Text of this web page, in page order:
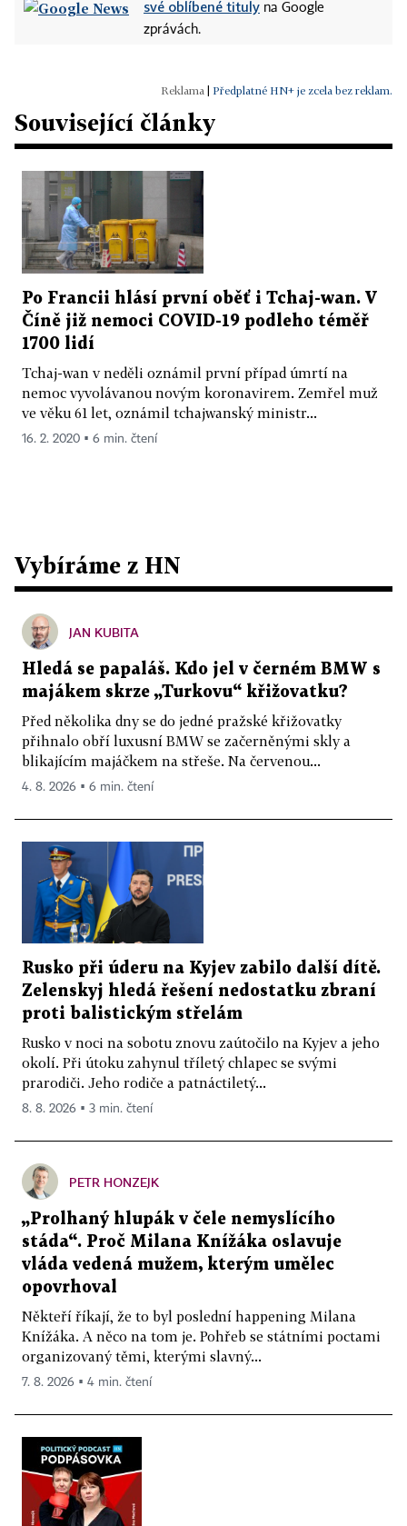
své oblíbené tituly na Google
zprávách.
Předplatné HN+ je zcela bez reklam.
Související články
Po Francii hlásí první oběť i Tchaj-wan. V
Číně již nemoci COVID-19 podleho téměř
1700 lidí
Tchaj-wan v neděli oznámil první případ úmrtí na
nemoc vyvolávanou novým koronavirem. Zemřel muž
ve věku 61 let, oznámil tchajwanský ministr...
16. 2. 2020 ▪ 6 min. čtení
Vybíráme z HN
JAN KUBITA
Hledá se papaláš. Kdo jel v černém BMW s
majákem skrze „Turkovu“ křižovatku?
Před několika dny se do jedné pražské křižovatky
přihnalo obří luxusní BMW se začerněnými skly a
blikajícím majáčkem na střeše. Na červenou...
4. 8. 2026 ▪ 6 min. čtení
Rusko při úderu na Kyjev zabilo další dítě.
Zelenskyj hledá řešení nedostatku zbraní
proti balistickým střelám
Rusko v noci na sobotu znovu zaútočilo na Kyjev a jeho
okolí. Při útoku zahynul tříletý chlapec se svými
prarodiči. Jeho rodiče a patnáctiletý...
8. 8. 2026 ▪ 3 min. čtení
PETR HONZEJK
„Prolhaný hlupák v čele nemyslícího
stáda“. Proč Milana Knížáka oslavuje
vláda vedená mužem, kterým umělec
opovrhoval
Někteří říkají, že to byl poslední happening Milana
Knížáka. A něco na tom je. Pohřeb se státními poctami
organizovaný těmi, kterými slavný...
7. 8. 2026 ▪ 4 min. čtení